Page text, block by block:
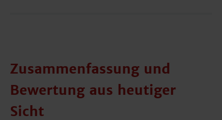
Zusammenfassung und
Bewertung aus heutiger
Sicht